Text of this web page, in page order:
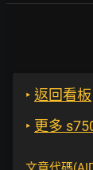
‣ 返回看板
‣ 更多